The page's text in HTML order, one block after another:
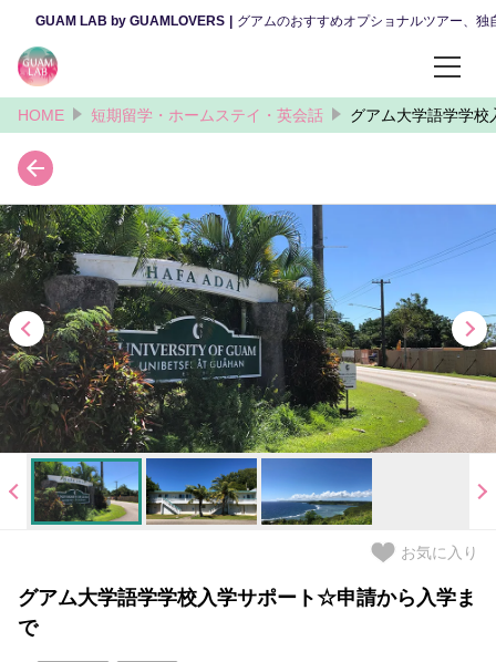
GUAM LAB by GUAMLOVERS グアムのおすすめオプショナルツアー、
カテゴリーから選ぶ
昼のツアー
夜のツアー
体験・ファンダイビング
ウェディング・ファミリー撮影
観光・カルチャー
レンタカー・送迎サービス
スパ・マッサージ
グアムのお土産
HOME 短期留学・ホームステイ・英会話 グアム大学語学学
グアム大学語学学校入学サポート☆申請から入学ま
で
お気に入り